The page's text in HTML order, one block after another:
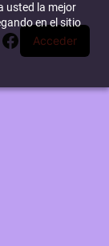
usted la mejor
en el sitio
Facebook
Acceder